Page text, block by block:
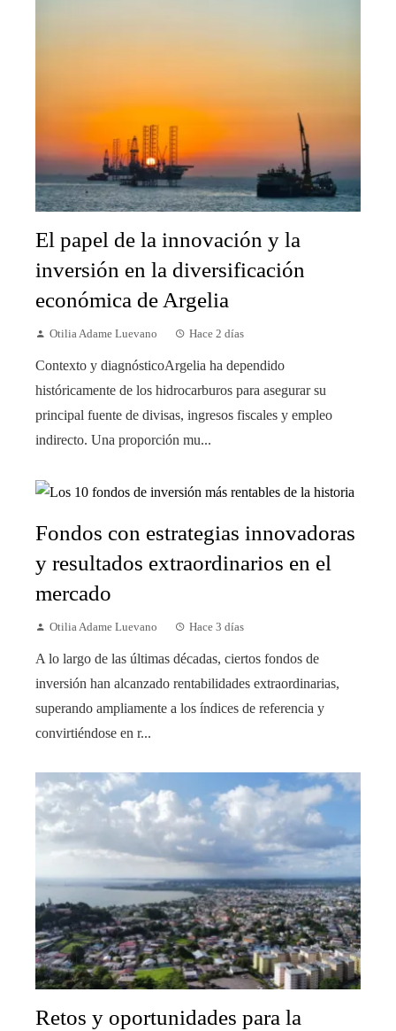
El papel de la innovación y la
inversión en la diversificación
económica de Argelia
Otilia Adame Luevano Hace 2 días
Contexto y diagnósticoArgelia ha dependido
históricamente de los hidrocarburos para asegurar su
principal fuente de divisas, ingresos fiscales y empleo
indirecto. Una proporción mu...
Fondos con estrategias innovadoras
y resultados extraordinarios en el
mercado
Otilia Adame Luevano Hace 3 días
A lo largo de las últimas décadas, ciertos fondos de
inversión han alcanzado rentabilidades extraordinarias,
superando ampliamente a los índices de referencia y
convirtiéndose en r...
Retos y oportunidades para la